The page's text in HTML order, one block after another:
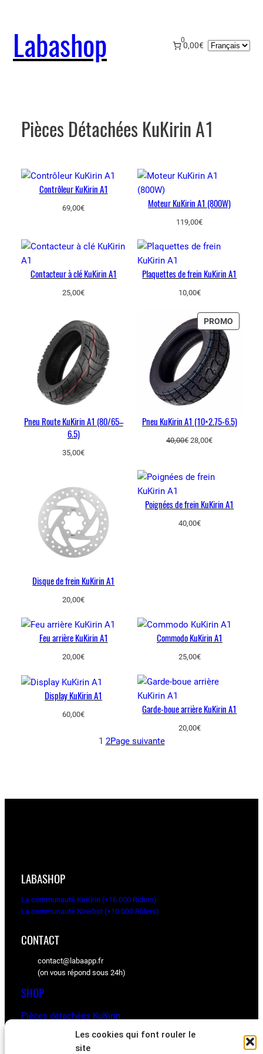
Les cookies qui font rouler le
site
contenu
Labashop 0
0,00€
Choisir
Pièces Détachées KuKirin A1
Contrôleur KuKirin A1
69,00€ Moteur KuKirin A1 (800W)
119,00€
Contacteur à clé KuKirin A1
25,00€
Plaquettes de frein KuKirin A1
10,00€
Pneu Route KuKirin A1 (80/65–
6.5)
35,00€
PROMO
EN
Pneu KuKirin A1 (10×2.75-6.5)
40,00€Le
était :
28,00€Le
est :
Disque de frein KuKirin A1
20,00€
Poignées de frein KuKirin A1
40,00€
Feu arrière KuKirin A1
20,00€
Commodo KuKirin A1
25,00€
Display KuKirin A1
60,00€ Garde-boue arrière KuKirin A1
20,00€
1 2Page suivante
LABASHOP
La communauté KuKirin (+16 000 Riders)
La communauté Ninebot (+10 000 Riders)
CONTACT
contact@labaapp.fr
(on vous répond sous 24h)
SHOP
Pièces détachées KuKirin
Pièces détachées Ninebot